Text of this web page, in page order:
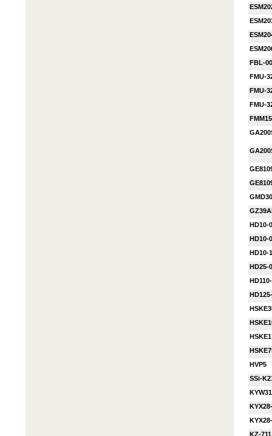
FBL-
FMU-
FMU-
FMU-
HD10-
HD10-
HD10-
HD25-
HVP5
SSi-
KZ-711